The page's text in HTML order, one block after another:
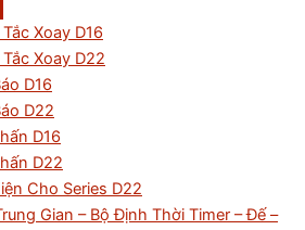
Xoay D16
Xoay D22
D16
D22
D16
D22
Cho Series D22
Gian – Bộ Định Thời Timer – Đế –